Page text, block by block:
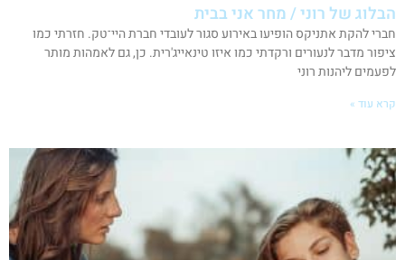
הבלוג של רוני / מחר אני בבית
חברי להקת אתניקס הופיעו באירוע סגור לעובדי חברת היי־טק. חזרתי כמו
ציפור מדבר לנעורים ורקדתי כמו איזו טינאייג'רית. כן, גם לאמהות מותר
לפעמים ליהנות רוני
קרא עוד »